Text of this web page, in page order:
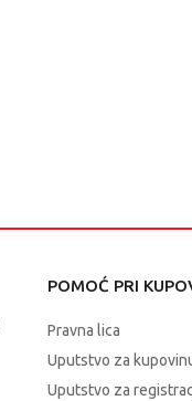
POMOĆ PRI
Pravna lica
Uputstvo za
Uputstvo za